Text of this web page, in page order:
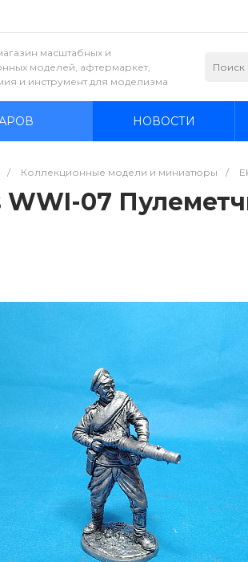
масштабных и
моделей, афтермаркет,
и инструмент для моделизма
НОВОСТИ
/ Коллекционные модели и миниатюры /
WWI-07